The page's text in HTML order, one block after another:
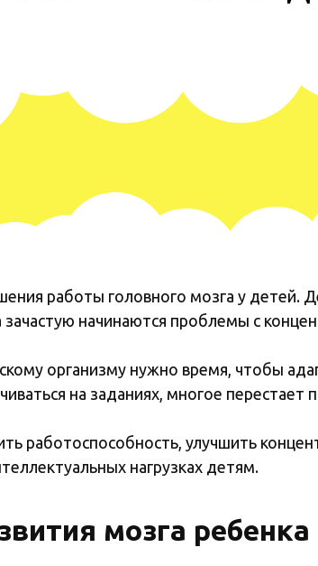
работы головного мозга у детей.
начинаются проблемы с
организму нужно время, чтобы
на заданиях, многое перестает
работоспособность, улучшить
нагрузках детям.
мозга ребенка